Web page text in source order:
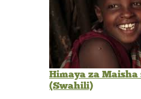
Himaya za
(Swahili)